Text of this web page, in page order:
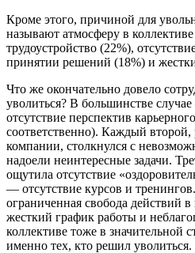
Кроме этого, причиной для
называют атмосферу в
трудоустройство (22%),
принятии решений (18%) и
Что же окончательно довело
уволиться? В большинстве
отсутствие перспектив
соответственно). Каждый
компании, столкнулся с
надоели неинтересные задачи.
ощутила отсутствие
— отсутствие курсов и
ограниченная свобода действий
жесткий график работы и
коллективе тоже в значительной
именно тех, кто решил уволиться.